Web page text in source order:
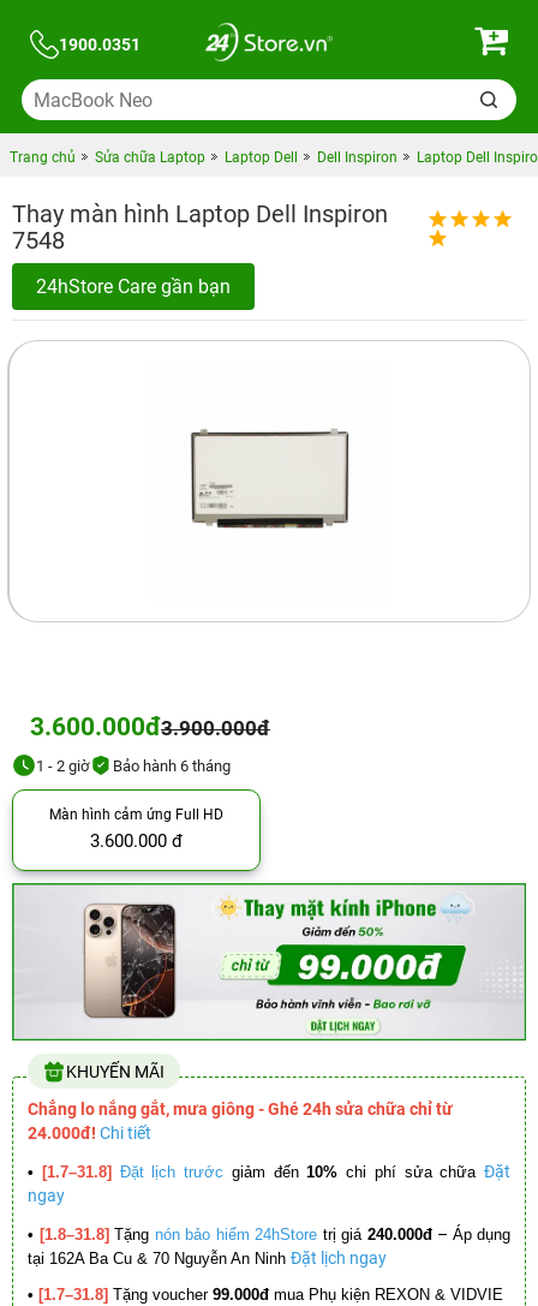
1900.0351
Trang chủ Sửa chữa Laptop Laptop Dell Dell Inspiron Laptop Dell
Thay màn hình Laptop Dell Inspiron
7548
24hStore Care gần bạn
3.600.000đ3.900.000đ
1 - 2 giờ Bảo hành 6 tháng
Màn hình cảm ứng Full HD
3.600.000 đ
KHUYẾN MÃI
Chẳng lo nắng gắt, mưa giông - Ghé 24h sửa chữa chỉ từ
24.000đ! Chi tiết
• [1.7–31.8] Đặt lịch trước giảm đến10% chi phí sửa chữa Đặt
ngay
• [1.8–31.8] Tặng nón bảo hiểm 24hStore trị giá 240.000đ – Áp dụng
tại 162A Ba Cu & 70 Nguyễn An Ninh Đặt lịch ngay
• [1.7–31.8] Tặng voucher 99.000đ mua Phụ kiện REXON & VIDVIE